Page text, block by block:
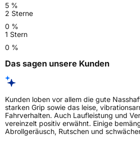
5 %
2 Sterne
0 %
1 Stern
0 %
Das sagen unsere Kunden
Kunden loben vor allem die gute
starken Grip sowie das leise,
Fahrverhalten. Auch Laufleistung und
vereinzelt positiv erwähnt. Einige
Abrollgeräusch, Rutschen und